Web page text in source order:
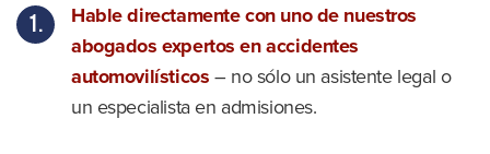
Hable directamente con uno de nuestros
abogados expertos en accidentes
automovilísticos – no sólo un asistente legal o
un especialista en admisiones.